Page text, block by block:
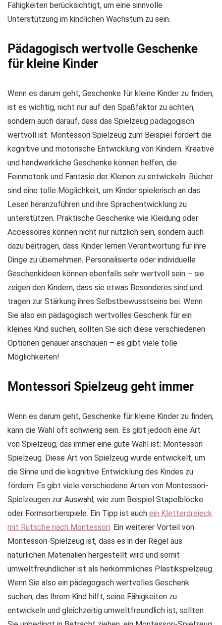
Fähigkeiten berücksichtigt, um eine sinnvolle
Unterstützung im kindlichen Wachstum zu sein.
Pädagogisch wertvolle Geschenke
für kleine Kinder
Wenn es darum geht, Geschenke für kleine Kinder zu finden,
ist es wichtig, nicht nur auf den Spaßfaktor zu achten,
sondern auch darauf, dass das Spielzeug pädagogisch
wertvoll ist. Montessori Spielzeug zum Beispiel fördert die
kognitive und motorische Entwicklung von Kindern. Kreative
und handwerkliche Geschenke können helfen, die
Feinmotorik und Fantasie der Kleinen zu entwickeln. Bücher
sind eine tolle Möglichkeit, um Kinder spielerisch an das
Lesen heranzuführen und ihre Sprachentwicklung zu
unterstützen. Praktische Geschenke wie Kleidung oder
Accessoires können nicht nur nützlich sein, sondern auch
dazu beitragen, dass Kinder lernen Verantwortung für ihre
Dinge zu übernehmen. Personalisierte oder individuelle
Geschenkideen können ebenfalls sehr wertvoll sein – sie
zeigen den Kindern, dass sie etwas Besonderes sind und
tragen zur Stärkung ihres Selbstbewusstseins bei. Wenn
Sie also ein pädagogisch wertvolles Geschenk für ein
kleines Kind suchen, sollten Sie sich diese verschiedenen
Optionen genauer anschauen – es gibt viele tolle
Möglichkeiten!
Montessori Spielzeug geht immer
Wenn es darum geht, Geschenke für kleine Kinder zu finden,
kann die Wahl oft schwierig sein. Es gibt jedoch eine Art
von Spielzeug, das immer eine gute Wahl ist: Montessori
Spielzeug. Diese Art von Spielzeug wurde entwickelt, um
die Sinne und die kognitive Entwicklung des Kindes zu
fördern. Es gibt viele verschiedene Arten von Montessori-
Spielzeugen zur Auswahl, wie zum Beispiel Stapelblöcke
oder Formsortierspiele. Ein Tipp ist auch ein Kletterdreieck
mit Rutsche nach Montessori. Ein weiterer Vorteil von
Montessori-Spielzeug ist, dass es in der Regel aus
natürlichen Materialien hergestellt wird und somit
umweltfreundlicher ist als herkömmliches Plastikspielzeug.
Wenn Sie also ein pädagogisch wertvolles Geschenk
suchen, das Ihrem Kind hilft, seine Fähigkeiten zu
entwickeln und gleichzeitig umweltfreundlich ist, sollten